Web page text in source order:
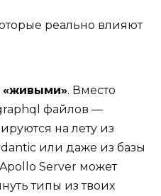
реально влияют
«живыми». Вместо
файлов —
на лету из
или даже из базы
Server может
типы из твоих